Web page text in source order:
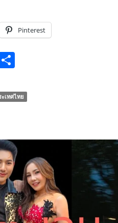
Pinterest
ar
e
ะเทศไทย